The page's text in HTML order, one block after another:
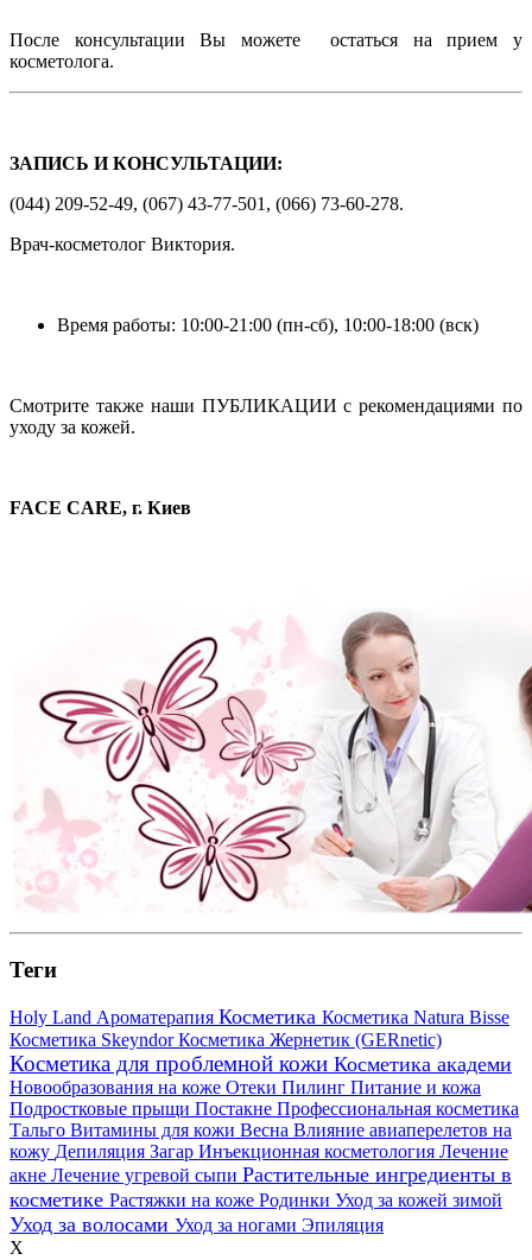
После консультации Вы можете остаться на прием у
косметолога.
ЗАПИСЬ И КОНСУЛЬТАЦИИ:
(044) 209-52-49, (067) 43-77-501, (066) 73-60-278.
Врач-косметолог Виктория.
Время работы: 10:00-21:00 (пн-сб), 10:00-18:00 (вск)
Смотрите также наши ПУБЛИКАЦИИ с рекомендациями по
уходу за кожей.
FACE CARE, г. Киев
Теги
Holy Land Ароматерапия Косметика Косметика Natura Bisse
Косметика SkeyndorКосметика Жернетик (GERnetic)
Косметика для проблемной кожи Косметика академи
Новообразования на коже Отеки Пилинг Питание и кожа
Подростковые прыщи Постакне Профессиональная косметика
Тальго Витамины для кожи Весна Влияние авиаперелетов на
кожу Депиляция Загар Инъекционная косметология Лечение
акне Лечение угревой сыпи Растительные ингредиенты в
косметике Растяжки на коже Родинки Уход за кожей зимой
Уход за волосами Уход за ногами Эпиляция
X